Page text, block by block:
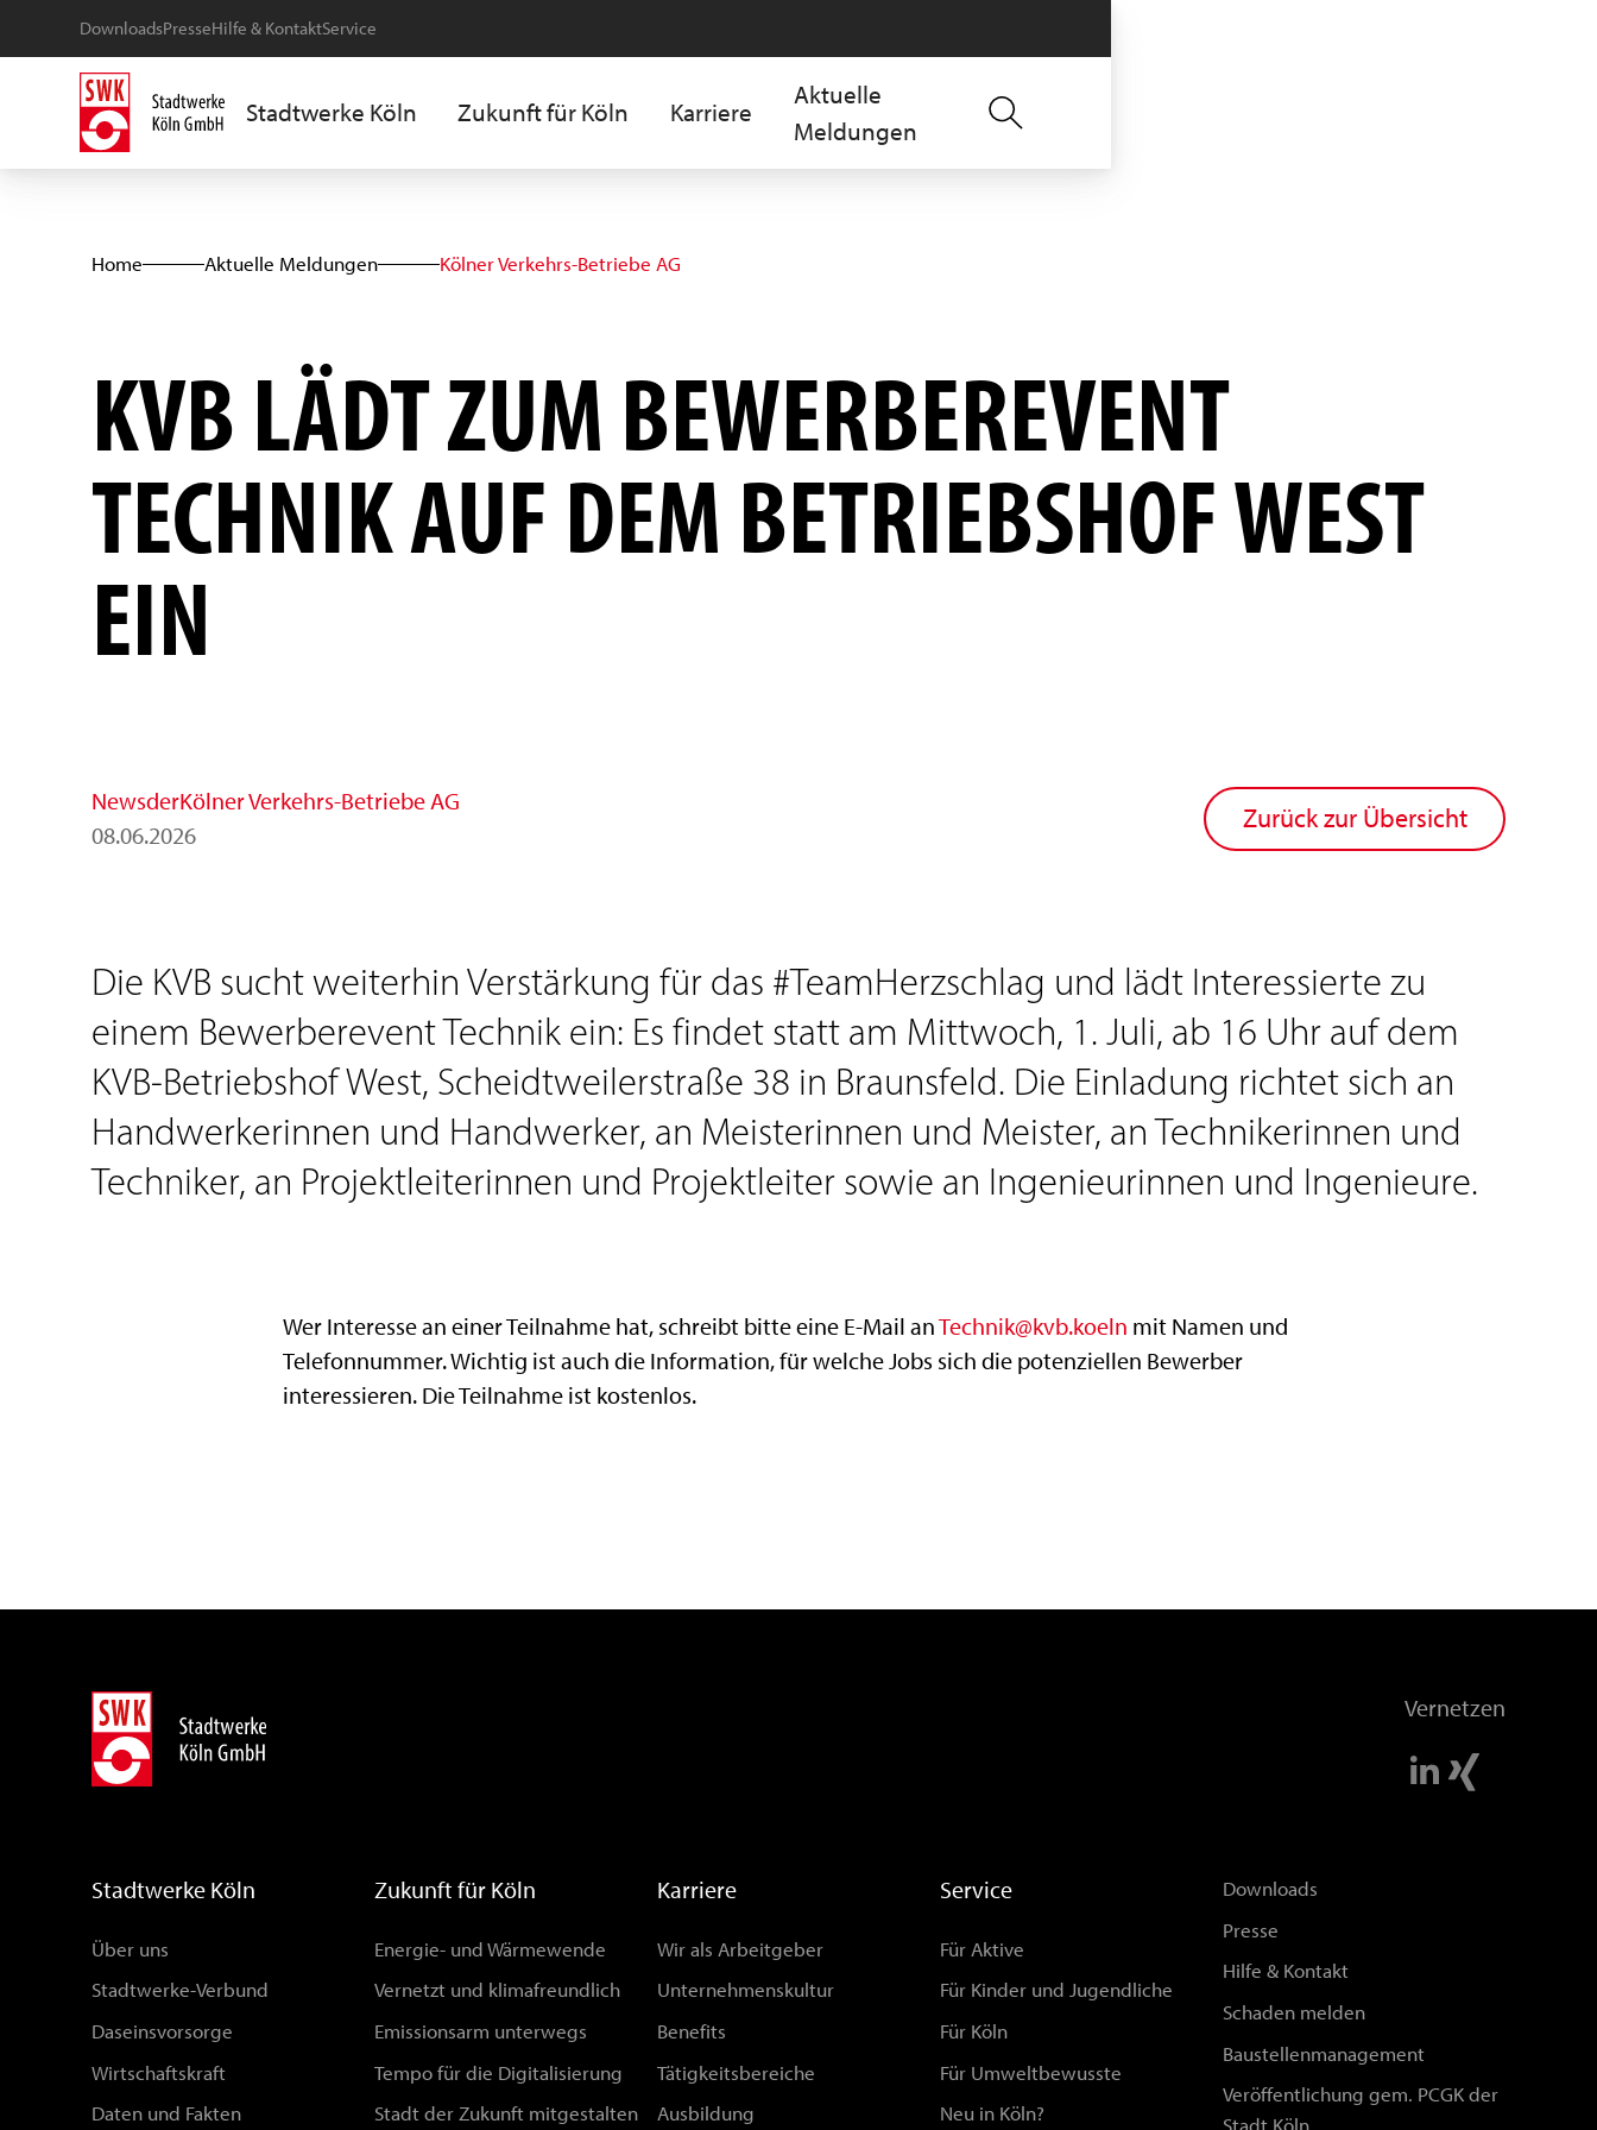
DownloadsPresseHilfe & KontaktService
Stadtwerke Köln Zukunft für Köln Karriere
Aktuelle
Meldungen
Home Aktuelle Meldungen Kölner Verkehrs-Betriebe AG
KVB LÄDT ZUM BEWERBEREVENT
TECHNIK AUF DEM BETRIEBSHOF WEST
EIN
NewsderKölner Verkehrs-Betriebe AG
08.06.2026
Zurück zur Übersicht
Die KVB sucht weiterhin Verstärkung für das #TeamHerzschlag und lädt Interessierte zu
einem Bewerberevent Technik ein: Es findet statt am Mittwoch, 1. Juli, ab 16 Uhr auf dem
KVB-Betriebshof West, Scheidtweilerstraße 38 in Braunsfeld. Die Einladung richtet sich an
Handwerkerinnen und Handwerker, an Meisterinnen und Meister, an Technikerinnen und
Techniker, an Projektleiterinnen und Projektleiter sowie an Ingenieurinnen und Ingenieure.
Wer Interesse an einer Teilnahme hat, schreibt bitte eine E-Mail anTechnik@kvb.koeln mit Namen und
Telefonnummer. Wichtig ist auch die Information, für welche Jobs sich die potenziellen Bewerber
interessieren. Die Teilnahme ist kostenlos.
Vernetzen
Stadtwerke Köln
Über uns
Stadtwerke-Verbund
Daseinsvorsorge
Wirtschaftskraft
Daten und Fakten
Zukunft für Köln
Energie- und Wärmewende
Vernetzt und klimafreundlich
Emissionsarm unterwegs
Tempo für die Digitalisierung
Stadt der Zukunft mitgestalten
Karriere
Wir als Arbeitgeber
Unternehmenskultur
Benefits
Tätigkeitsbereiche
Ausbildung
Service
Für Aktive
Für Kinder und Jugendliche
Für Köln
Für Umweltbewusste
Neu in Köln?
Downloads
Presse
Hilfe & Kontakt
Schaden melden
Baustellenmanagement
Veröffentlichung gem. PCGK der